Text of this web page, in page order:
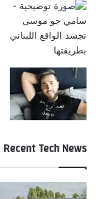
Recent Tech News